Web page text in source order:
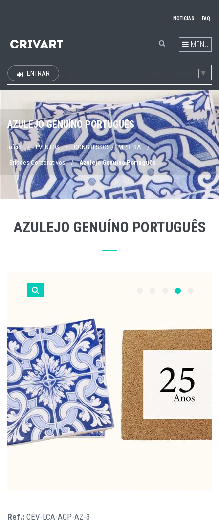
NOTICIAS FAQ
MENU
▼
ENTRAR
AZULEJO GENUÍNO PORTUGUÊS
Início / EVENTOS / CONGRESSOS / EMPRESA /
Brindes Corporativos / Azulejo Genuíno Português
AZULEJO GENUÍNO PORTUGUÊS
Ref.: CEV-LCA-AGP-AZ-3